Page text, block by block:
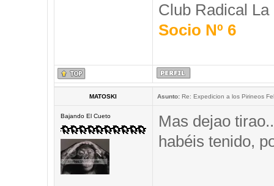
Club Radical La
Socio Nº 6
MATOSKI Asunto:Re: Expedicion a los Pirineos
Bajando El Cueto
Mas dejao
habéis tenido,